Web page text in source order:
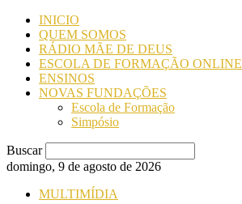
INICIO
QUEM SOMOS
RÁDIO MÃE DE DEUS
ESCOLA DE FORMAÇÃO ONLINE
ENSINOS
NOVAS FUNDAÇÕES
Escola de Formação
Simpósio
Buscar
domingo, 9 de agosto de 2026
MULTIMÍDIA